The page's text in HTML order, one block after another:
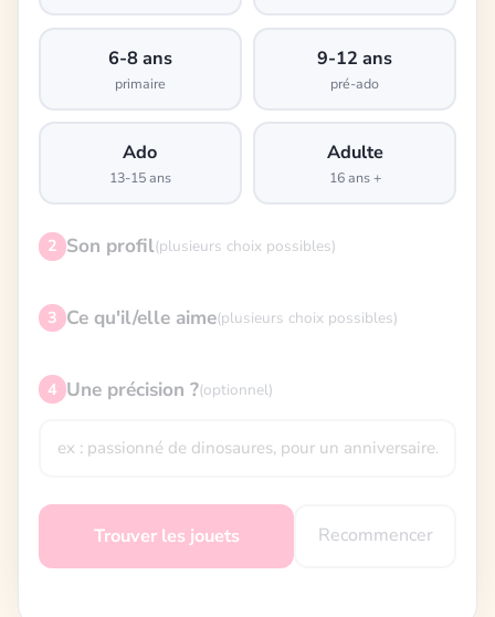
6-8 ans
primaire
9-12 ans
pré-ado
Ado
13-15 ans
Adulte
16 ans +
2 Son profil(plusieurs choix possibles)
3 Ce qu'il/elle aime(plusieurs choix possibles)
4 Une précision ?(optionnel)
Trouver les jouets Recommencer